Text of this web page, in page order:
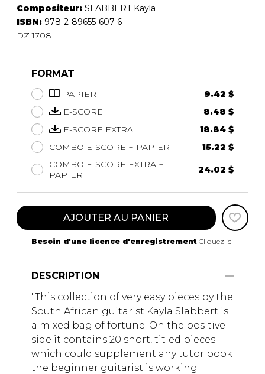
Compositeur: SLABBERT Kayla
ISBN: 978-2-89655-607-6
DZ 1708
FORMAT
PAPIER
9.42 $
E-SCORE
8.48 $
E-SCORE EXTRA
18.84 $
COMBO E-SCORE + PAPIER
15.22 $
COMBO E-SCORE EXTRA +
PAPIER
24.02 $
AJOUTER AU PANIER
Besoin d'une licence d'enregistrement Cliquez ici
DESCRIPTION
"This collection of very easy pieces by the
South African guitarist Kayla Slabbert is
a mixed bag of fortune. On the positive
side it contains 20 short, titled pieces
which could supplement any tutor book
the beginner guitarist is working